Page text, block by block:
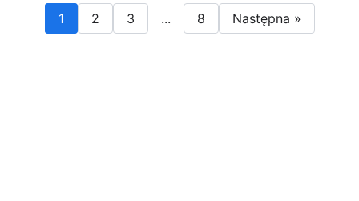
1 2 3 ... 8 Następna »